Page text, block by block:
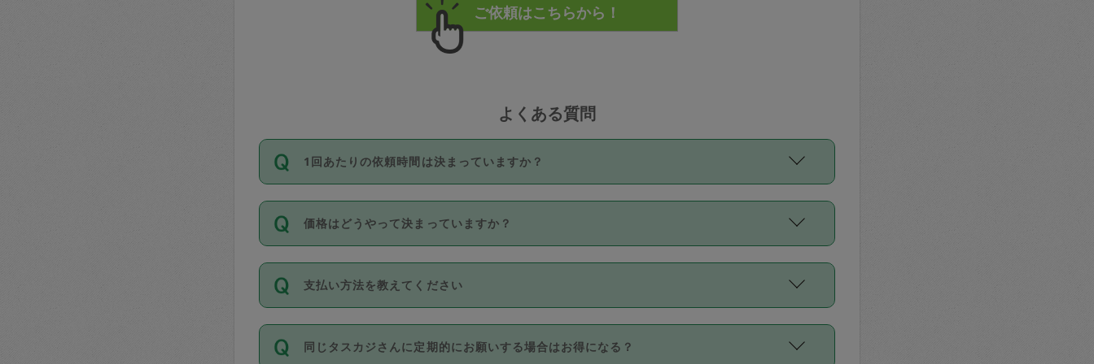
よくある質問
1回あたりの依頼時間は決まっていますか？
依頼1回につき3時間固定です。3時間を超えて依頼したい場合は、延長機能をご利用くださ
い。機能をご利用いただくには、タスカジさんに事前に相談し、合意の上事前申請すること
が必要です。なお、3時間を下回っても、値引き等はございません。
価格はどうやって決まっていますか？
11種類の価格帯の中からタスカジさん自身が価格を選んで設定しています。
タスカジさんの価格設定には最初は制限があり、レビュー件数、レビューの平均値、などで
除々に設定可能な最高額が上がっていく仕組みになっています。
支払い方法を教えてください
お支払方法はクレジットカード（Visa／Master／JCB／AMERICAN EXPRESS／Diners
Club）のみとなります。
同じタスカジさんに定期的にお願いする場合はお得になる？